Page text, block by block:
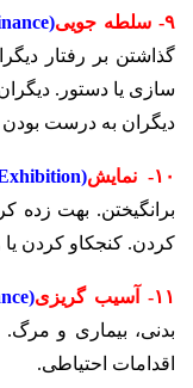
۹- سلطه جویی (Dominance) :
گذاشتن بر رفتار
سازی یا دستور.
دیگران به درست
۱۰- نمایش (Exhibition) :
برانگیختن. بهت
کردن. کنجکاو کردن
۱۱- آسیب گریزی (Harmavoidance) :
بدنی، بیماری و مرگ.
اقدامات احتیاطی.